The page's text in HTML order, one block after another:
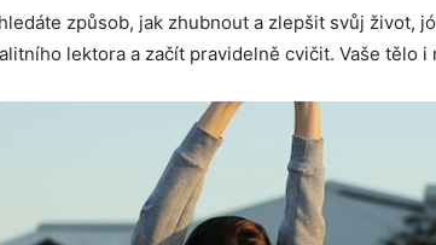
způsob, jak zhubnout a zlepšit svůj život,
lektora a začít pravidelně cvičit. Vaše tělo i